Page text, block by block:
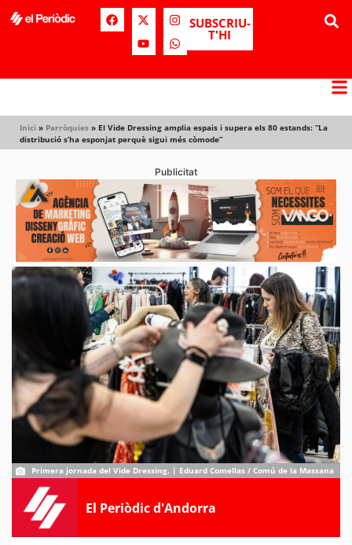
SUBSCRIU-
T'HI
Inici » Parròquies » El Vide Dressing amplia espais i supera els 80 estands: “La
distribució s’ha esponjat perquè sigui més còmode”
Publicitat
Primera jornada del Vide Dressing. | Eduard Comellas / Comú de la Massana
El Periòdic d'Andorra